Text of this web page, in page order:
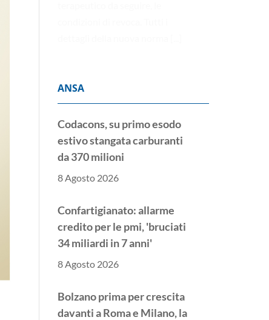
ANSA
Codacons, su primo esodo
estivo stangata carburanti
da 370 milioni
8 Agosto 2026
Confartigianato: allarme
credito per le pmi, 'bruciati
34 miliardi in 7 anni'
8 Agosto 2026
Bolzano prima per crescita
davanti a Roma e Milano, la